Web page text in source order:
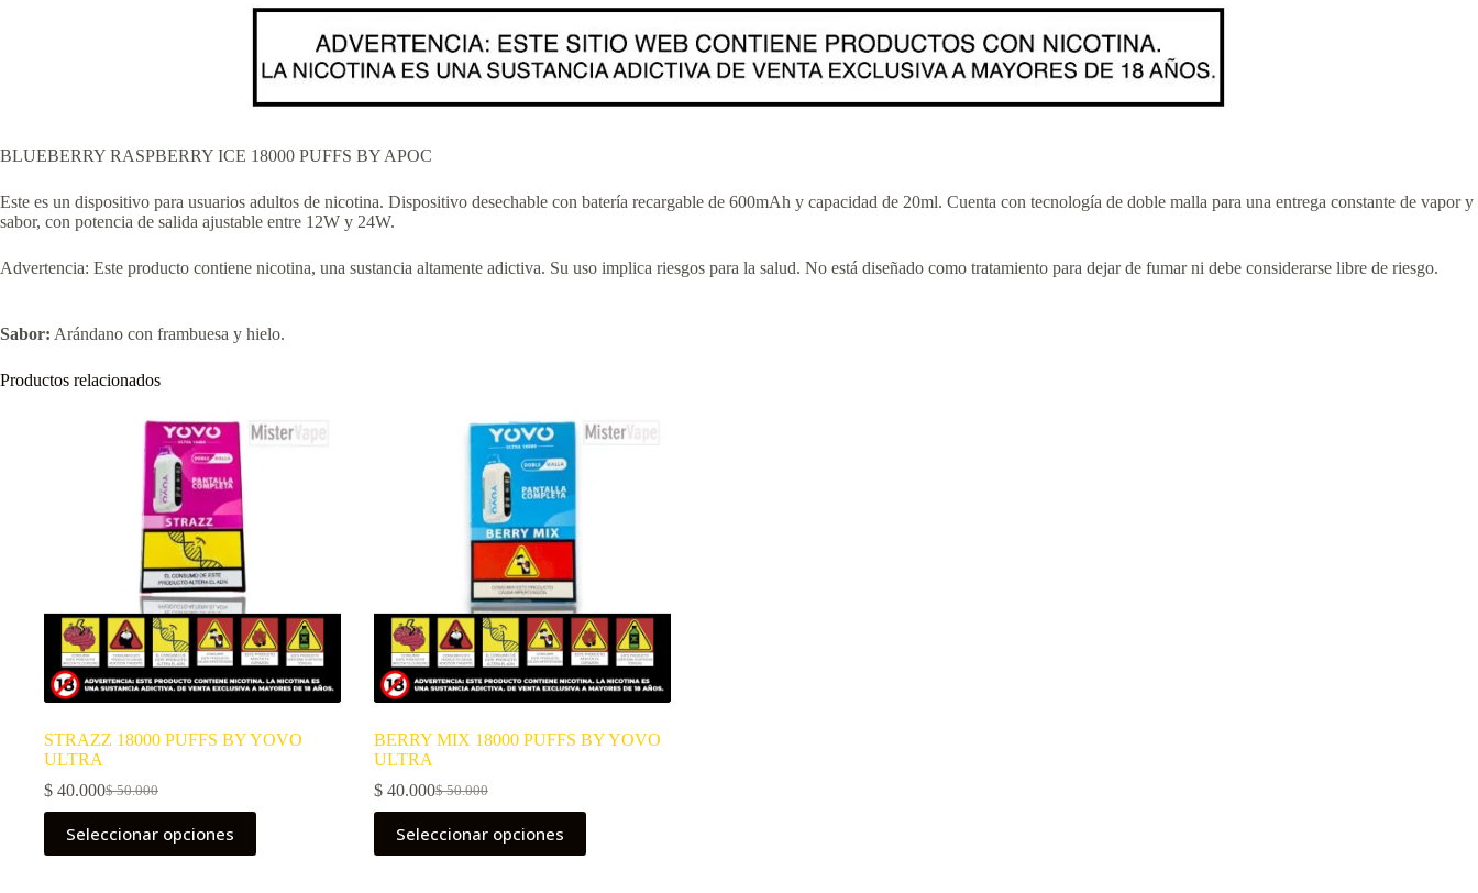
BLUEBERRY RASPBERRY ICE 18000 PUFFS BY APOC
Este es un dispositivo para usuarios adultos de nicotina. Dispositivo desechable con batería recargable de 600mAh y capacidad de 20ml. Cuenta con tecnología de doble malla para una entrega constante de vapor y
sabor, con potencia de salida ajustable entre 12W y 24W.
Advertencia: Este producto contiene nicotina, una sustancia altamente adictiva. Su uso implica riesgos para la salud. No está diseñado como tratamiento para dejar de fumar ni debe considerarse libre de riesgo.
Sabor: Arándano con frambuesa y hielo.
Productos relacionados
STRAZZ 18000 PUFFS BY YOVO
ULTRA
$50.000
El
original
era:
$ 40.000El
actual
es:
Seleccionar opciones
Este
producto
tiene
BERRY MIX 18000 PUFFS BY YOVO
ULTRA
$50.000
El
original
era:
$40.000El
actual
es:
Seleccionar opciones
Este
producto
tiene